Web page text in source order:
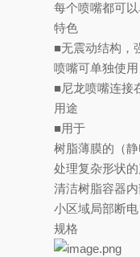
每个喷嘴都可
特色
■无震动结构，
喷嘴可单独使
■尼龙喷嘴连接
用途
■用于
树脂薄膜的（
处理复杂形状
清洁树脂容器
小区域局部断
规格